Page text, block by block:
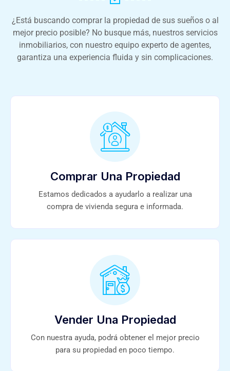
¿Está buscando comprar la propiedad de sus sueños o al
mejor precio posible? No busque más, nuestros servicios
inmobiliarios, con nuestro equipo experto de agentes,
garantiza una experiencia fluida y sin complicaciones.
Comprar Una Propiedad
Estamos dedicados a ayudarlo a realizar una
compra de vivienda segura e informada.
Vender Una Propiedad
Con nuestra ayuda, podrá obtener el mejor precio
para su propiedad en poco tiempo.